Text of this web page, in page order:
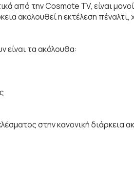
από την Cosmote TV, είναι
ακολουθεί η εκτέλεση
είναι τα ακόλουθα:
στην κανονική διάρκεια